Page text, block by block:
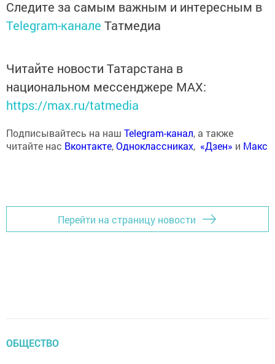
Следите за самым важным и интересным в
Telegram-канале Татмедиа
Читайте новости Татарстана в
национальном мессенджере MАХ:
https://max.ru/tatmedia
Подписывайтесь на наш Telegram-канал, а также
читайте нас Вконтакте,Одноклассниках, «Дзен» и Макс
Перейти на страницу новости
ОБЩЕСТВО